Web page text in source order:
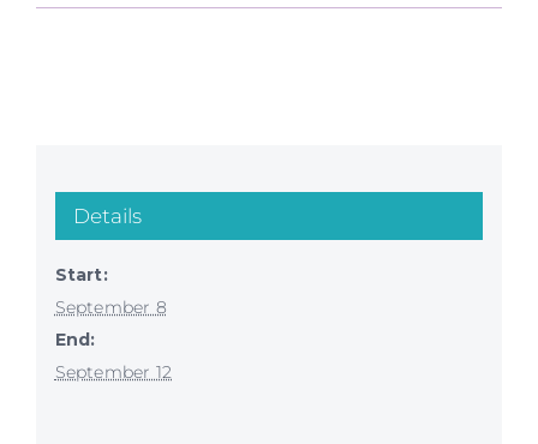
Details
Start:
September 8
End:
September 12